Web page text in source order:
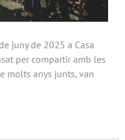
juny de 2025 a Casa
per compartir amb les
molts anys junts, van